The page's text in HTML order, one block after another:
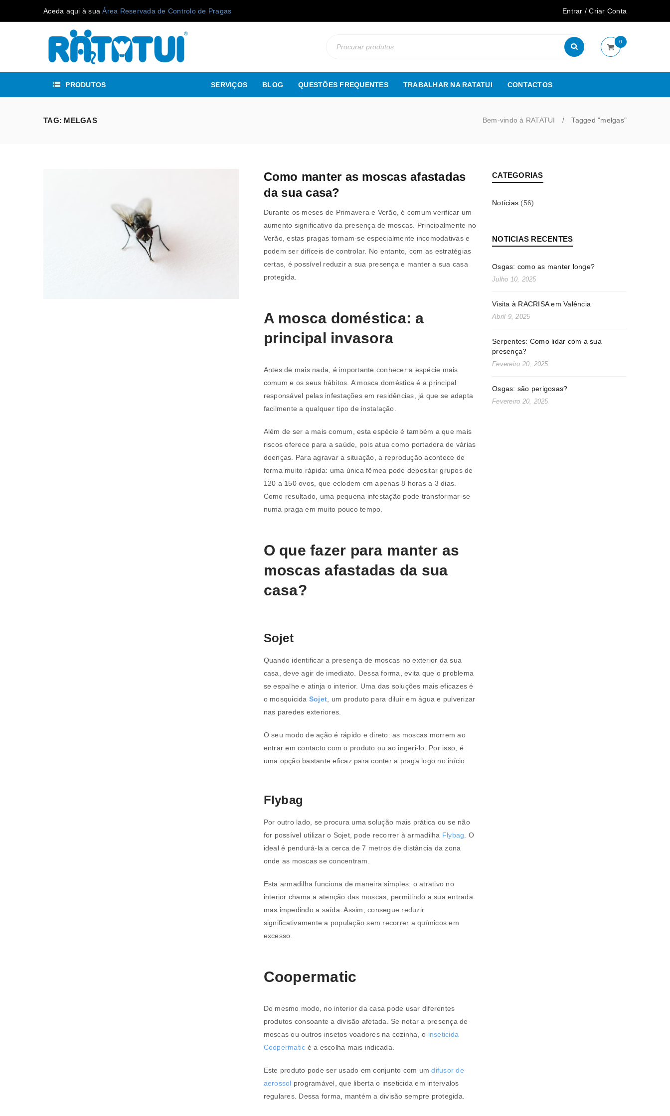
Manter sessão
REGISTAR NOVA CONTA
Endereço de email*
REGISTAR NOVA CONTA
Aceda aqui à suaÁrea Reservada de Controlo de Pragas Entrar /Criar Conta
0
PRODUTOS SERVIÇOS BLOG QUESTÕES FREQUENTES TRABALHAR NA RATATUI CONTACTOS
TAG: MELGAS Bem-vindo à RATATUI / Tagged "melgas"
Como manter as moscas afastadas
da sua casa?
Durante os meses de Primavera e Verão, é comum verificar um
aumento significativo da presença de moscas. Principalmente no
Verão, estas pragas tornam-se especialmente incomodativas e
podem ser difíceis de controlar. No entanto, com as estratégias
certas, é possível reduzir a sua presença e manter a sua casa
protegida.
A mosca doméstica: a
principal invasora
Antes de mais nada, é importante conhecer a espécie mais
comum e os seus hábitos. A mosca doméstica é a principal
responsável pelas infestações em residências, já que se adapta
facilmente a qualquer tipo de instalação.
Além de ser a mais comum, esta espécie é também a que mais
riscos oferece para a saúde, pois atua como portadora de várias
doenças. Para agravar a situação, a reprodução acontece de
forma muito rápida: uma única fêmea pode depositar grupos de
120 a 150 ovos, que eclodem em apenas 8 horas a 3 dias.
Como resultado, uma pequena infestação pode transformar-se
numa praga em muito pouco tempo.
O que fazer para manter as
moscas afastadas da sua
casa?
Sojet
Quando identificar a presença de moscas no exterior da sua
casa, deve agir de imediato. Dessa forma, evita que o problema
se espalhe e atinja o interior. Uma das soluções mais eficazes é
o mosquicida Sojet , um produto para diluir em água e pulverizar
nas paredes exteriores.
O seu modo de ação é rápido e direto: as moscas morrem ao
entrar em contacto com o produto ou ao ingeri-lo. Por isso, é
uma opção bastante eficaz para conter a praga logo no início.
Flybag
Por outro lado, se procura uma solução mais prática ou se não
for possível utilizar o Sojet, pode recorrer à armadilha Flybag . O
ideal é pendurá-la a cerca de 7 metros de distância da zona
onde as moscas se concentram.
Esta armadilha funciona de maneira simples: o atrativo no
interior chama a atenção das moscas, permitindo a sua entrada
mas impedindo a saída. Assim, consegue reduzir
significativamente a população sem recorrer a químicos em
excesso.
Coopermatic
Do mesmo modo, no interior da casa pode usar diferentes
produtos consoante a divisão afetada. Se notar a presença de
moscas ou outros insetos voadores na cozinha, o inseticida
Coopermatic é a escolha mais indicada.
Este produto pode ser usado em conjunto com umdifusor de
aerossol programável, que liberta o inseticida em intervalos
regulares. Dessa forma, mantém a divisão sempre protegida.
CATEGORIAS
Notícias (56)
NOTICIAS RECENTES
Osgas: como as manter longe?
Julho 10, 2025
Visita à RACRISA em Valência
Abril 9, 2025
Serpentes: Como lidar com a sua
presença?
Fevereiro 20, 2025
Osgas: são perigosas?
Fevereiro 20, 2025